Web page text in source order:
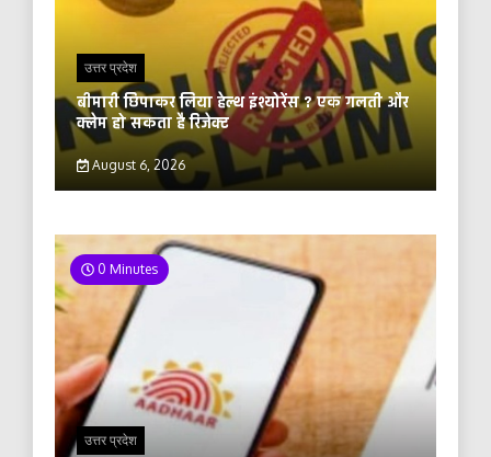
उत्तर प्रदेश
बीमारी छिपाकर लिया हेल्थ इंश्योरेंस ? एक गलती और
क्लेम हो सकता है रिजेक्ट
August 6, 2026
0 Minutes
उत्तर प्रदेश